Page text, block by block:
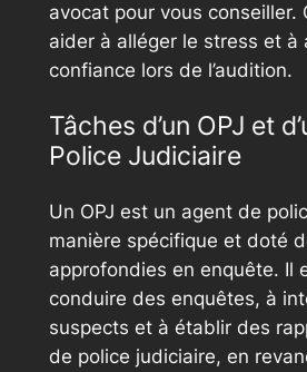
avocat pour vous conseiller.
aider à alléger le stress et à
confiance lors de l’audition.
Tâches d’un OPJ et
Police Judiciaire
Un OPJ est un agent de
manière spécifique et doté
approfondies en enquête. Il
conduire des enquêtes, à
suspects et à établir des
de police judiciaire, en